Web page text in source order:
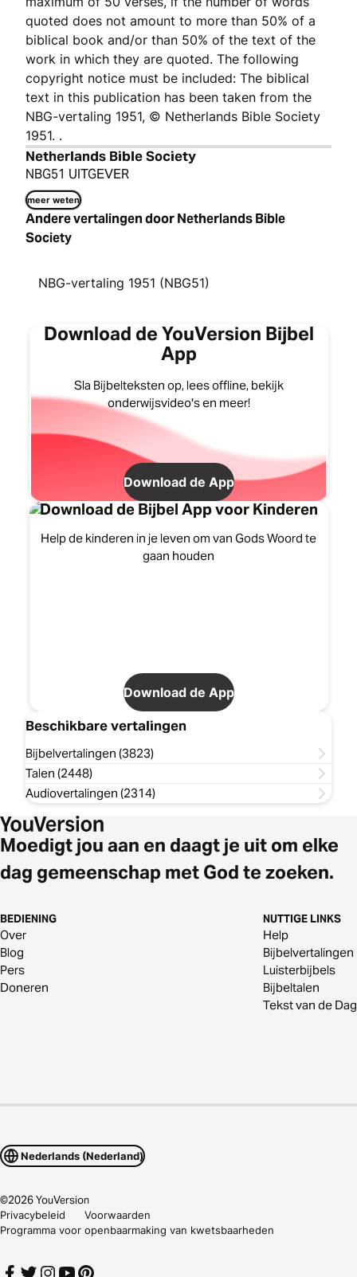
quoted does not amount to more than 50% of a
biblical book and/or than 50% of the text of the
work in which they are quoted. The following
copyright notice must be included: The biblical
text in this publication has been taken from the
NBG-vertaling 1951, © Netherlands Bible Society
1951. .
Netherlands Bible Society
NBG51 UITGEVER
meer weten
Andere vertalingen door Netherlands Bible
Society
NBG-vertaling 1951 (NBG51)
Download de YouVersion Bijbel
App
Sla Bijbelteksten op, lees offline, bekijk
onderwijsvideo's en meer!
Download de App
Download de Bijbel App voor Kinderen
Help de kinderen in je leven om van Gods Woord te
gaan houden
Download de App
Beschikbare vertalingen
Bijbelvertalingen (3823)
Talen (2448)
Audiovertalingen (2314)
Moedigt jou aan en daagt je uit om elke
dag gemeenschap met God te zoeken.
BEDIENING
Over
Blog
Pers
Doneren
NUTTIGE LINKS
Help
Bijbelvertalingen
Luisterbijbels
Bijbeltalen
Tekst van de Dag
Nederlands (Nederland)
©2026YouVersion
Privacybeleid
Voorwaarden
Programma voor openbaarmaking van kwetsbaarheden